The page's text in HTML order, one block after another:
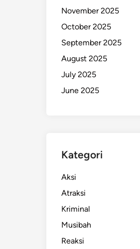
November 2025
October 2025
September 2025
August 2025
July 2025
June 2025
Kategori
Aksi
Atraksi
Kriminal
Musibah
Reaksi